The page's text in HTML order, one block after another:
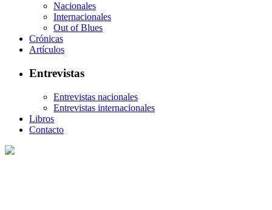
Nacionales
Internacionales
Out of Blues
Crónicas
Artículos
Entrevistas
Entrevistas nacionales
Entrevistas internacionales
Libros
Contacto